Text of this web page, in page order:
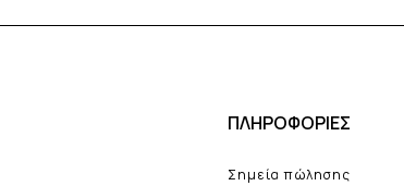
ΠΛΗΡΟΦΟΡΙΕΣ
Σημεία πώλησης